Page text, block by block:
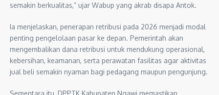
semakin berkualitas,” ujar Wabup yang akrab disapa Antok.
Ia menjelaskan, penerapan retribusi pada 2026 menjadi modal
penting pengelolaan pasar ke depan. Pemerintah akan
mengembalikan dana retribusi untuk mendukung operasional,
kebersihan, keamanan, serta perawatan fasilitas agar aktivitas
jual beli semakin nyaman bagi pedagang maupun pengunjung.
Sementara itu, DPPTK Kabupaten Ngawi memastikan